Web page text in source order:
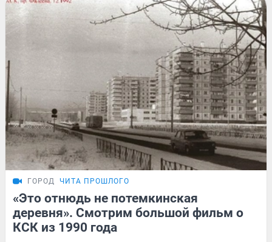
ГОРОД ЧИТА ПРОШЛОГО
«Это отнюдь не потемкинская
деревня». Смотрим большой фильм о
КСК из 1990 года